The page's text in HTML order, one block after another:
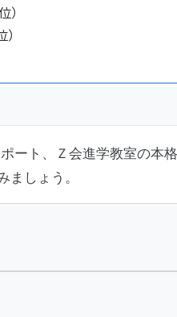
ート、Ｚ会進学教室の本
ましょう。